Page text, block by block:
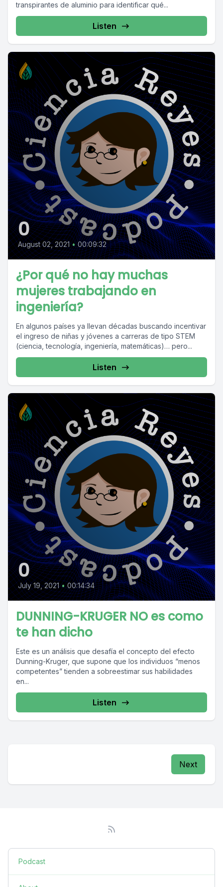
transpirantes de aluminio para identificar qué...
Listen
0
August 02, 2021 • 00:09:32
¿Por qué no hay muchas
mujeres trabajando en
ingeniería?
En algunos países ya llevan décadas buscando incentivar
el ingreso de niñas y jóvenes a carreras de tipo STEM
(ciencia, tecnología, ingeniería, matemáticas)… pero...
Listen
0
July 19, 2021 • 00:14:34
DUNNING-KRUGER NO es como
te han dicho
Este es un análisis que desafía el concepto del efecto
Dunning-Kruger, que supone que los individuos “menos
competentes” tienden a sobreestimar sus habilidades
en...
Listen
Next
Podcast